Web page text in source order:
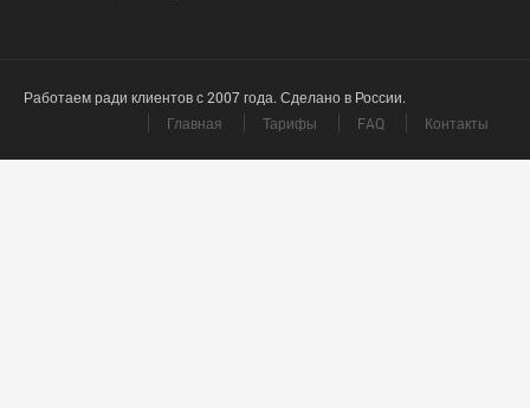
Работаем ради клиентов с 2007 года. Сделано в России.
Главная
Тарифы FAQ Контакты